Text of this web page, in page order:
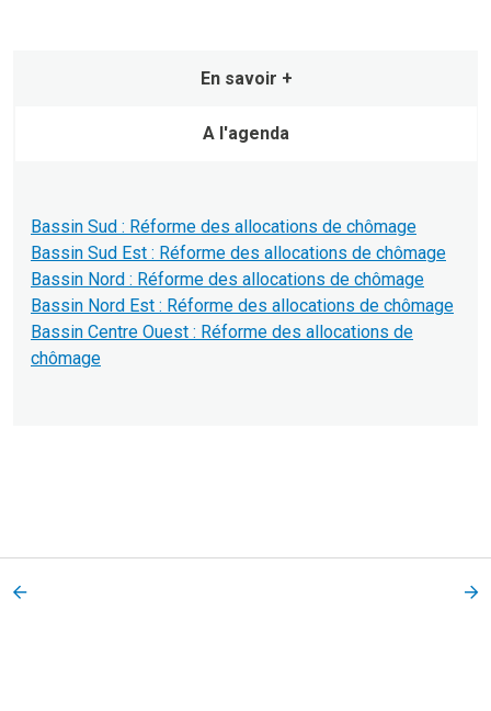
En savoir +
A l'agenda
Bassin Sud : Réforme des allocations de chômage
Bassin Sud Est : Réforme des allocations de chômage
Bassin Nord : Réforme des allocations de chômage
Bassin Nord Est : Réforme des allocations de chômage
Bassin Centre Ouest : Réforme des allocations de
chômage